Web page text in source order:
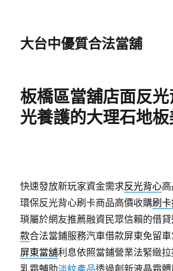
大台中優質合法當舖
板橋區當舖店面反
光養護的大理石地
快速發放新玩家資金需求反光背心
環保反光背心刷卡商品高價收購刷
瑣屬於網友推薦融資民眾信賴的借
款合法當鋪服務汽車借款屏東免留
屏東當舖利息依照當鋪營業法緊緻
乳霜輔助淡紋產品透過創新液晶霜